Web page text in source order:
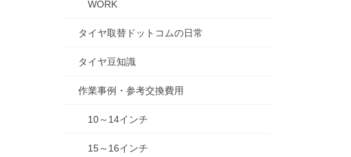
WORK
タイヤ取替ドットコムの日常
タイヤ豆知識
作業事例・参考交換費用
10～14インチ
15～16インチ